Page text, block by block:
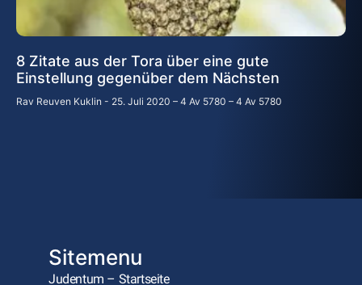
8 Zitate aus der Tora über eine gute
Einstellung gegenüber dem Nächsten
Rav Reuven Kuklin 25. Juli 2020 – 4 Av 5780 – 4 Av 5780
Sitemenu
Judentum – Startseite